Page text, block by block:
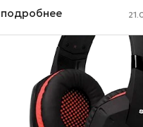
Мышь удобно лежит в руке,
благодаря ...
подробнее